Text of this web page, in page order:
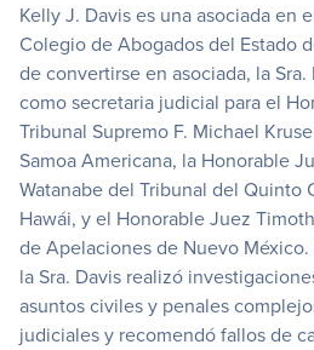
Kelly J. Davis es una asociada en
Colegio de Abogados del Estado
de convertirse en asociada, la
como secretaria judicial para el
Tribunal Supremo F. Michael
Samoa Americana, la Honorable
Watanabe del Tribunal del Quinto
Hawái, y el Honorable Juez
de Apelaciones de Nuevo México.
la Sra. Davis realizó
asuntos civiles y penales
judiciales y recomendó fallos de